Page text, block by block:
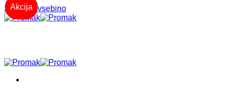
Skoči na vsebino
-20%
-20%
-20%
-20%
-20%
-20%
-20%
Akcija
Akcija
Akcija
Akcija
Akcija
Akcija